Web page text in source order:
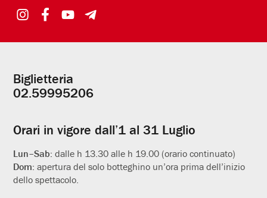
Informazioni
utili
Biglietteria
02.59995206
Orari in vigore dall’1 al 31 Luglio
Lun–Sab:dalle h 13.30 alle h 19.00 (orario continuato)
Dom:apertura del solo botteghino un’ora prima dell’inizio
dello spettacolo.